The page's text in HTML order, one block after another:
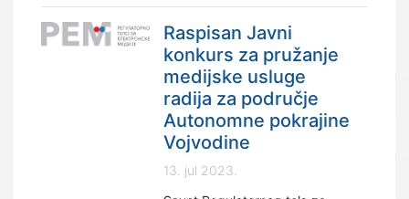
Raspisan Javni
konkurs za pružanje
medijske usluge
radija za područje
Autonomne pokrajine
Vojvodine
13. jul 2023.